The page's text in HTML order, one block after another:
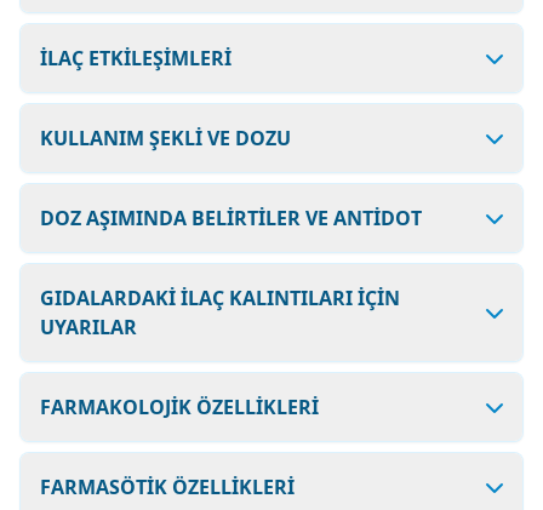
İLAÇ ETKİLEŞİMLERİ
KULLANIM ŞEKLİ VE DOZU
DOZ AŞIMINDA BELİRTİLER VE ANTİDOT
GIDALARDAKİ İLAÇ KALINTILARI İÇİN
UYARILAR
FARMAKOLOJİK ÖZELLİKLERİ
FARMASÖTİK ÖZELLİKLERİ